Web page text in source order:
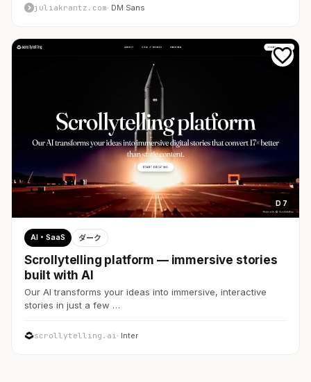
juliakrantz.com· DM Sans
D 7
AI・SaaS ダーク
Scrollytelling platform — immersive stories
built with AI
Our AI transforms your ideas into immersive, interactive
stories in just a few …
scrollytelling.ai· Inter